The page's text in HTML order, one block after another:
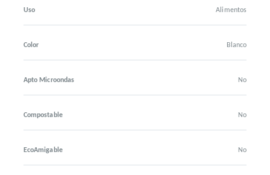
Uso Alimentos
Color Blanco
Apto Microondas No
Compostable No
EcoAmigable No